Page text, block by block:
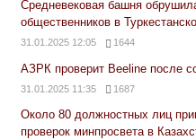
Средневековая башня
общественников в
31.01.2025 12:05 1644
АЗРК проверит Beeline после
31.01.2025 11:35 1687
Около 80 должностных лиц
проверок минпросвета в